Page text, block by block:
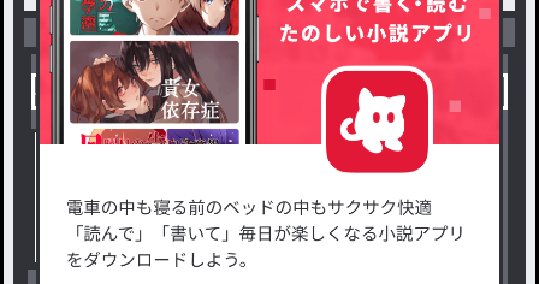
小説を探す
新着小説一覧
小説コンテスト応募・公募
出版・メディアミックス作品
ジャンルから探す
恋愛・ロマンス
ファンタジー・異世界・SF
ホラー・ミステリー